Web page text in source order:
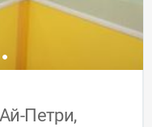
Петри,